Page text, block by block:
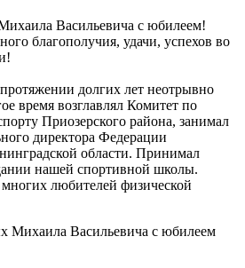
Васильевича с юбилеем!
благополучия, удачи, успехов во
долгих лет неотрывно
время возглавлял Комитет по
Приозерского района, занимал
директора Федерации
области. Принимал
нашей спортивной школы.
любителей физической